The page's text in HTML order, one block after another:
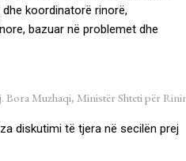
dhe koordinatorë rinorë,
bazuar në problemet dhe
Bora Muzhaqi, Ministër Shteti për
diskutimi të tjera në secilën prej